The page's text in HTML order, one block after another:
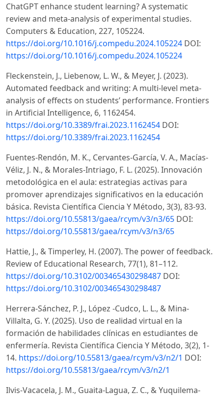
ChatGPT enhance student learning? A systematic
review and meta-analysis of experimental studies.
Computers & Education, 227, 105224.
https://doi.org/10.1016/j.compedu.2024.105224 DOI:
https://doi.org/10.1016/j.compedu.2024.105224
Fleckenstein, J., Liebenow, L. W., & Meyer, J. (2023).
Automated feedback and writing: A multi-level meta-
analysis of effects on students’ performance. Frontiers
in Artificial Intelligence, 6, 1162454.
https://doi.org/10.3389/frai.2023.1162454 DOI:
https://doi.org/10.3389/frai.2023.1162454
Fuentes-Rendón, M. K., Cervantes-García, V. A., Macías-
Véliz, J. N., & Morales-Intriago, F. L. (2025). Innovación
metodológica en el aula: estrategias activas para
promover aprendizajes significativos en la educación
básica. Revista Científica Ciencia Y Método, 3(3), 83-93.
https://doi.org/10.55813/gaea/rcym/v3/n3/65 DOI:
https://doi.org/10.55813/gaea/rcym/v3/n3/65
Hattie, J., & Timperley, H. (2007). The power of feedback.
Review of Educational Research, 77(1), 81–112.
https://doi.org/10.3102/003465430298487 DOI:
https://doi.org/10.3102/003465430298487
Herrera-Sánchez, P. J., López -Cudco, L. L., & Mina-
Villalta, G. Y. (2025). Uso de realidad virtual en la
formación de habilidades clínicas en estudiantes de
enfermería. Revista Científica Ciencia Y Método, 3(2), 1-
14. https://doi.org/10.55813/gaea/rcym/v3/n2/1 DOI:
https://doi.org/10.55813/gaea/rcym/v3/n2/1
Ilvis-Vacacela, J. M., Guaita-Lagua, Z. C., & Yuquilema-